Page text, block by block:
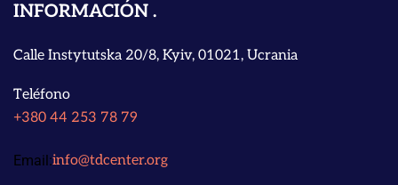
INFORMACIÓN
Calle Instytutska 20/8, Kyiv, 01021, Ucrania
Teléfono
+380 44 253 78 79
Email:info@tdcenter.org